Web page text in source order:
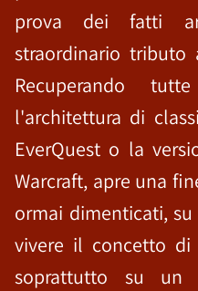
prova dei fatti
straordinario tributo
Recuperando
l'architettura di
EverQuest o la
Warcraft, apre una
ormai dimenticati,
vivere il concetto di
soprattutto su un